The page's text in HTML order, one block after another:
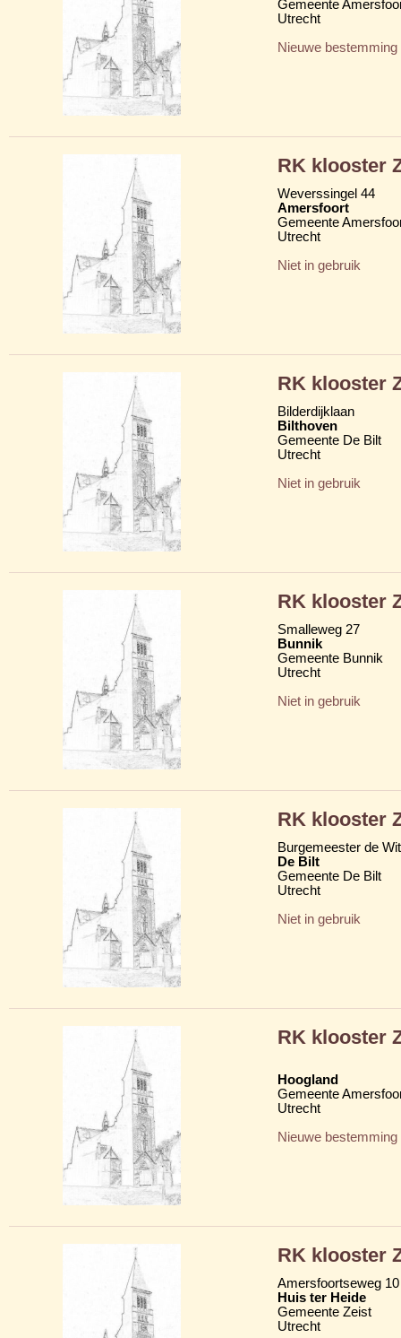
Gemeente
Utrecht
Nieuwe bestemming
RK klooster
Weverssingel 44
Amersfoort
Gemeente
Utrecht
Niet in gebruik
RK klooster
Bilderdijklaan
Bilthoven
Gemeente De Bilt
Utrecht
Niet in gebruik
RK klooster
Smalleweg 27
Bunnik
Gemeente Bunnik
Utrecht
Niet in gebruik
RK klooster
Burgemeester de
De Bilt
Gemeente De Bilt
Utrecht
Niet in gebruik
RK klooster
Hoogland
Gemeente
Utrecht
Nieuwe bestemming
RK klooster
Amersfoortseweg 10
Huis ter Heide
Gemeente Zeist
Utrecht